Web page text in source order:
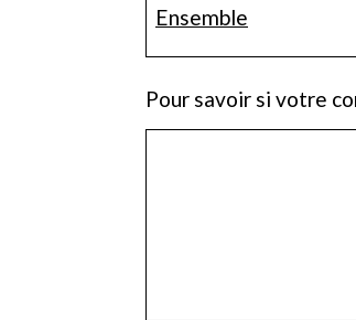
Ensemble
Pour savoir si votre